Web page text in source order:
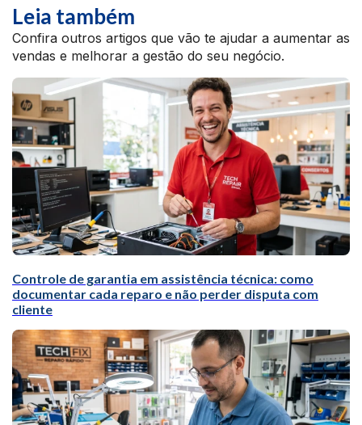
Leia também
Confira outros artigos que vão te ajudar a aumentar as
vendas e melhorar a gestão do seu negócio.
Controle de garantia em assistência técnica: como
documentar cada reparo e não perder disputa com
cliente